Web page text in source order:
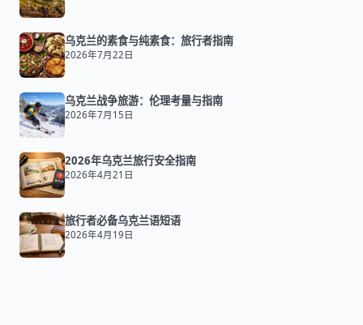
乌克兰的素食与纯素食：旅行者指南
2026年7月22日
乌克兰战争旅游：伦理考量与指南
2026年7月15日
2026年乌克兰旅行安全指南
2026年4月21日
旅行者必备乌克兰语短语
2026年4月19日